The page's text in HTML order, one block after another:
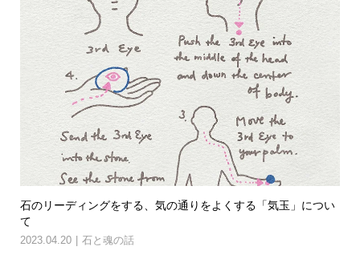
石のリーディングをする、気の通りをよくする「気玉」につい
て
2023.04.20 石と魂の話